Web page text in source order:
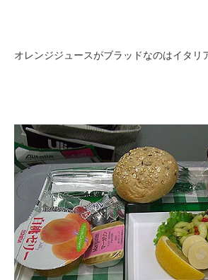
オレンジジュースがブラッドなのはイタリ